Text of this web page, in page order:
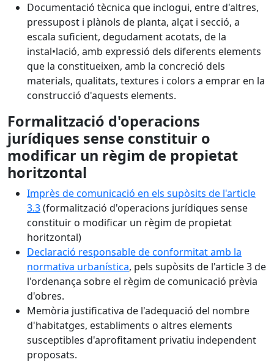
Documentació tècnica que inclogui, entre d'altres,
pressupost i plànols de planta, alçat i secció, a
escala suficient, degudament acotats, de la
instal•lació, amb expressió dels diferents elements
que la constitueixen, amb la concreció dels
materials, qualitats, textures i colors a emprar en la
construcció d'aquests elements.
Formalització d'operacions
jurídiques sense constituir o
modificar un règim de propietat
horitzontal
Imprès de comunicació en els supòsits de l'article
3.3(formalització d'operacions jurídiques sense
constituir o modificar un règim de propietat
horitzontal)
Declaració responsable de conformitat amb la
normativa urbanística, pels supòsits de l'article 3 de
l'ordenança sobre el règim de comunicació prèvia
d'obres.
Memòria justificativa de l'adequació del nombre
d'habitatges, establiments o altres elements
susceptibles d'aprofitament privatiu independent
proposats.